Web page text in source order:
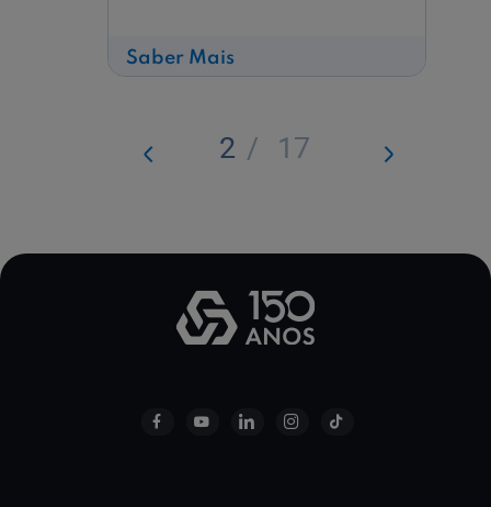
Saber Mais
Corrida
2 / 17